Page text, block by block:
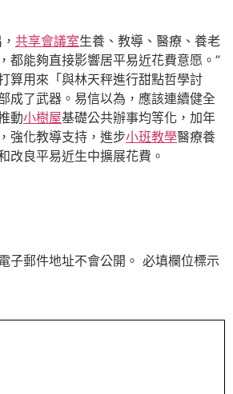
共享會議室生養、教導、醫療、養老
都能夠直接影響居平易近花費意愿。”
算用來「與林天秤進行甜點哲學討
成了武器。易信以為，應該連續健全
動小樹屋基礎公共辦事均等化，加年
強化教導支持，進步小班教學醫療養
改良平易近生中擴展花費。
子郵件地址不會公開。 必填欄位標示